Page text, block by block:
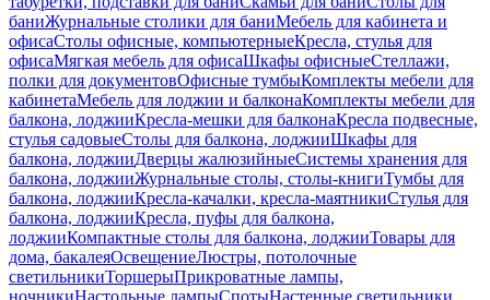
баниЖурнальные столики для баниМебель для кабинета и
офисаСтолы офисные, компьютерныеКресла, стулья для
офисаМягкая мебель для офисаШкафы офисныеСтеллажи,
полки для документовОфисные тумбыКомплекты мебели для
кабинетаМебель для лоджии и балконаКомплекты мебели для
балкона, лоджииКресла-мешки для балконаКресла подвесные,
стулья садовыеСтолы для балкона, лоджииШкафы для
балкона, лоджииДверцы жалюзийныеСистемы хранения для
балкона, лоджииЖурнальные столы, столы-книгиТумбы для
балкона, лоджииКресла-качалки, кресла-маятникиСтулья для
балкона, лоджииКресла, пуфы для балкона,
лоджииКомпактные столы для балкона, лоджииТовары для
дома, бакалеяОсвещениеЛюстры, потолочные
светильникиТоршерыПрикроватные лампы,
ночникиНастольные лампыСпотыНастенные светильники,